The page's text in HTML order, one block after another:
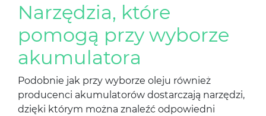
Narzędzia, które
pomogą przy wyborze
akumulatora
Podobnie jak przy wyborze oleju również
producenci akumulatorów dostarczają narzędzi,
dzięki którym można znaleźć odpowiedni